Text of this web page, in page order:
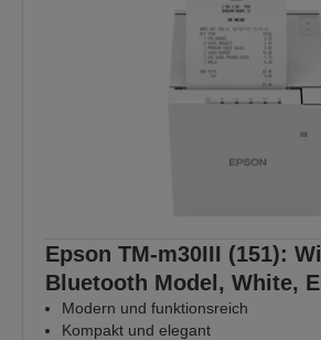
Epson TM-m30III (151):
Bluetooth Model, White,
Modern und funktionsreich
Kompakt und elegant